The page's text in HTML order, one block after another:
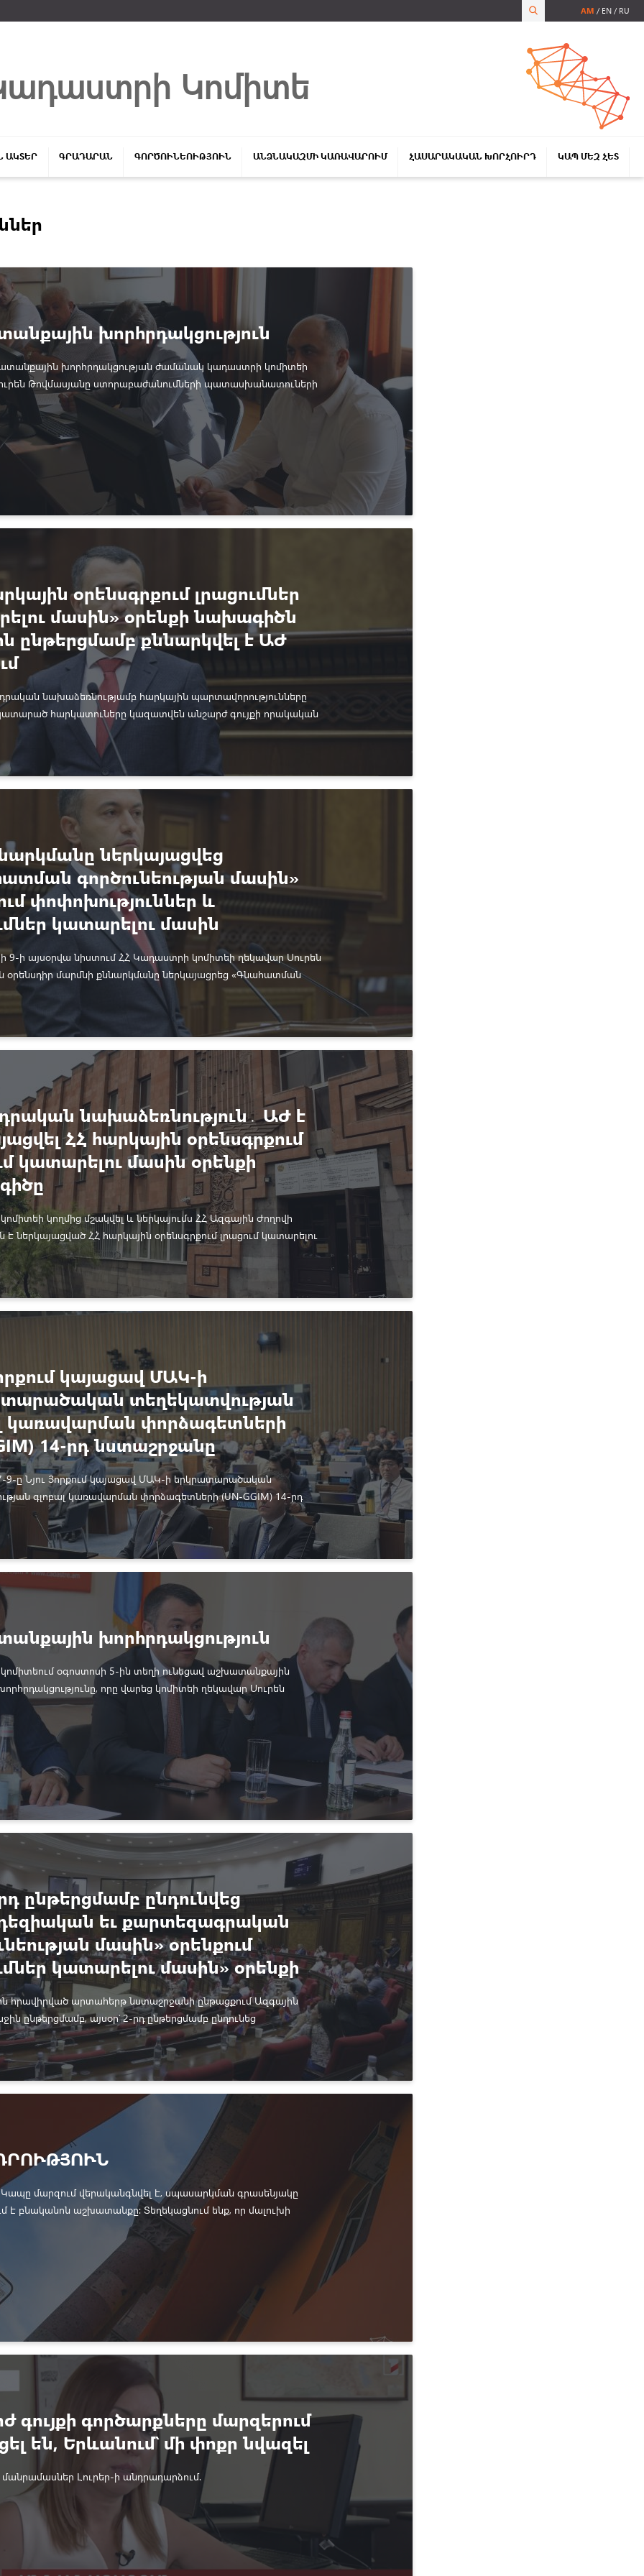
AM EN RU
Կոմիտե
ԱԿՏԵՐ ԳՐԱԴԱՐԱՆ ԳՈՐԾՈՒՆԵՈՒԹՅՈՒՆ ԱՆՁՆԱԿԱԶՄԻ ԿԱՌԱՎԱՐՈՒՄ ՀԱՍԱՐԱԿԱԿԱՆ ԽՈՐՀՈՒՐԴ ԿԱՊ ՄԵԶ ՀԵՏ
խորհրդակցություն
խորհրդակցության ժամանակ կադաստրի կոմիտեի
Թովմասյանը ստորաբաժանումների պատասխանատուների
է ընթացիկ հանձնարարականները, ամփոփել ավարտված և
կիրառություն ստացած ծրագրեր։
օրենսգրքում լրացումներ
մասին» օրենքի նախագիծն
ընթերցմամբ քննարկվել է ԱԺ
նախաձեռնությամբ հարկային պարտավորությունները
հարկատուները կազատվեն անշարժ գույքի որակական
տվյալների ճշգրտման ժամանակ անշարժ գույքի հարկման
արդյունքում առաջացած հարկի նկատմամբ տույժերի
ներկայացվեց
գործունեության մասին»
փոփոխություններ և
կատարելու մասին
9-ի այսօրվա նիստում ՀՀ Կադաստրի կոմիտեի ղեկավար Սուրեն
օրենսդիր մարմնի քննարկմանը ներկայացրեց «Գնահատման
մասին» օրենքում փոփոխություններ և լրացումներ
նախագիծը։
նախաձեռնություն․ ԱԺ է
ՀՀ հարկային օրենսգրքում
կատարելու մասին օրենքի
կողմից մշակվել և ներկայումս ՀՀ Ազգային Ժողովի
է ներկայացված ՀՀ հարկային օրենսգրքում լրացում կատարելու
նախագիծը, որի համաձայն տվյալ հարկային տարվա
պարտավորությունները ամբողջական կատարված
անշարժ գույքի կադաստր վարող մարմնի կողմից անշարժ
կամ քանակական տվյալների ճշգրտման ժամանակ անշարժ
բազայի փոփոխման արդյունքում առաջացած հարկի
չեն հաշվարկվում։
կայացավ ՄԱԿ-ի
տեղեկատվության
կառավարման փորձագետների
14-րդ նստաշրջանը
9-ը Նյու Յորքում կայացավ ՄԱԿ-ի երկրատարածական
գլոբալ կառավարման փորձագետների (UN-GGIM) 14-րդ
խորհրդակցություն
օգոստոսի 5-ին տեղի ունեցավ աշխատանքային
որը վարեց կոմիտեի ղեկավար Սուրեն
ընթերցմամբ ընդունվեց
եւ քարտեզագրական
մասին» օրենքում
կատարելու մասին» օրենքի
ին հրավիրված արտահերթ նստաշրջանի ընթացքում Ազգային
ընթերցմամբ, այսօր՝ 2-րդ ընթերցմամբ ընդունեց
եւ քարտեզագրական գործունեության մասին» օրենքում
կատարելու մասին» օրենքի նախագիծը` կից օրենսդրական
մարզում վերականգնվել է, սպասարկման գրասենյակը
է բնականոն աշխատանքը: Տեղեկացնում ենք, որ մալուխի
Շիրակի մարզում խափանվել է «Ռոստելեկոմ Արմենիա»
ինտերնետային կապը։
գույքի գործարքները մարզերում
են, Երևանում՝ մի փոքր նվազել
Լուրեր-ի անդրադարձում.
Մուտք համակարգ